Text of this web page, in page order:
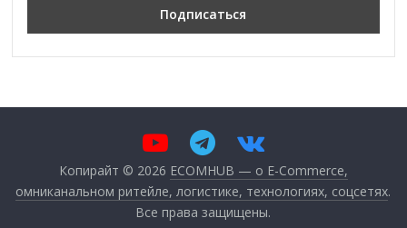
Копирайт © 2026 ECOMHUB — о E-Commerce,
омниканальном ритейле, логистике, технологиях, соцсетях.
Все права защищены.